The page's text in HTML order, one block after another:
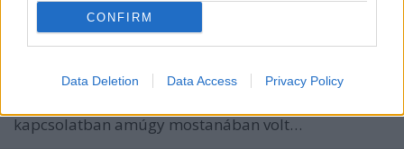
CONFIRM
Data Deletion Data Access Privacy Policy
A hét egyik legjobb írása Zerkingé, aki megtörve a
hallgatást, a pornószájt-készítéssel kapcsolatos
Indexen a Google Latitude-embervadászat
kapcsolatban amúgy mostanában volt…